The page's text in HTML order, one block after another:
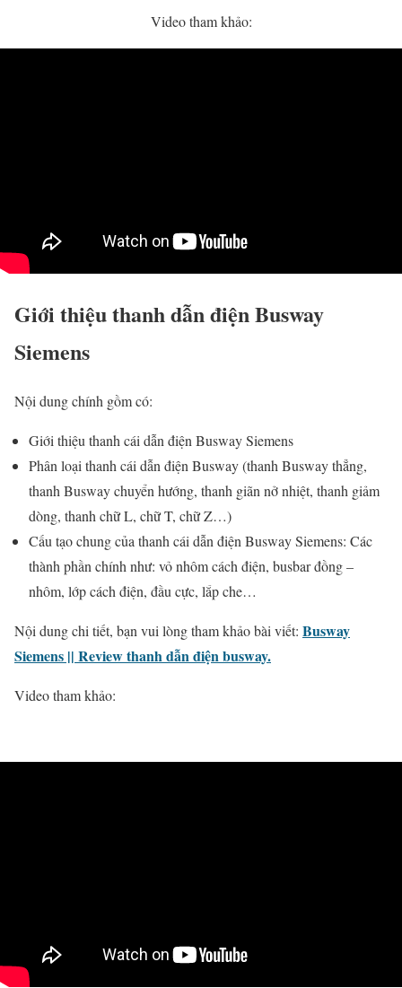
Video tham khảo:
Giới thiệu thanh dẫn điện Busway
Siemens
Nội dung chính gồm có:
Giới thiệu thanh cái dẫn điện Busway Siemens
Phân loại thanh cái dẫn điện Busway (thanh Busway thẳng,
thanh Busway chuyển hướng, thanh giãn nở nhiệt, thanh giảm
dòng, thanh chữ L, chữ T, chữ Z…)
Cấu tạo chung của thanh cái dẫn điện Busway Siemens: Các
thành phần chính như: vỏ nhôm cách điện, busbar đồng –
nhôm, lớp cách điện, đầu cực, lắp che…
Nội dung chi tiết, bạn vui lòng tham khảo bài viết: Busway
Siemens || Review thanh dẫn điện busway.
Video tham khảo: